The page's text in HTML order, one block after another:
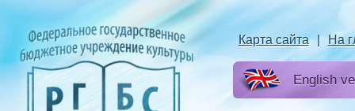
Карта сайта | На
English